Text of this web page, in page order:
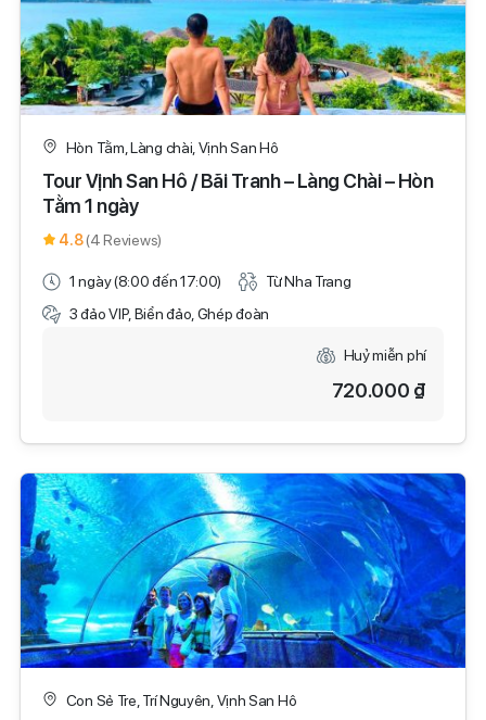
Hòn Tằm, Làng chài, Vịnh San Hô
Tour Vịnh San Hô / Bãi Tranh – Làng Chài – Hòn
Tằm 1 ngày
4.8(4 Reviews)
1 ngày (8:00 đến 17:00)
Từ Nha Trang
3 đảo VIP, Biển đảo, Ghép đoàn
Huỷ miễn phí
720.000 ₫
Con Sẻ Tre, Trí Nguyên, Vịnh San Hô